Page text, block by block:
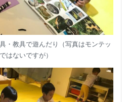
・教具で遊んだり（写真はモンテッ
はないですが）